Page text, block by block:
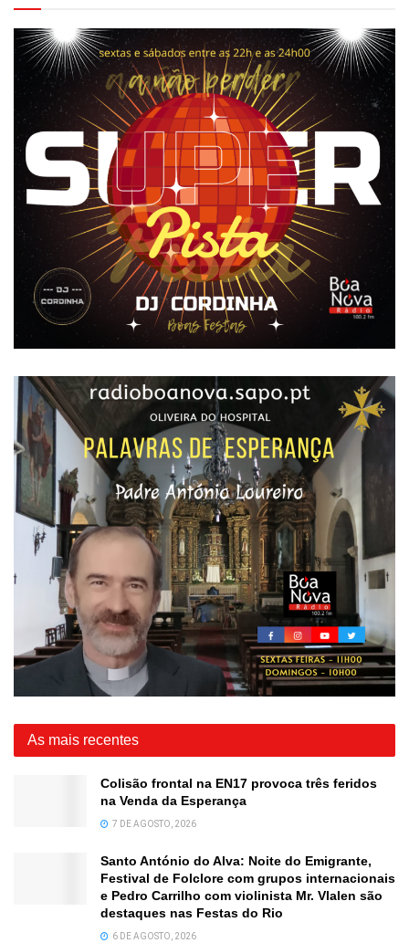
As mais recentes
Colisão frontal na EN17 provoca três feridos
na Venda da Esperança
7 DE AGOSTO, 2026
Santo António do Alva: Noite do Emigrante,
Festival de Folclore com grupos internacionais
e Pedro Carrilho com violinista Mr. Vlalen são
destaques nas Festas do Rio
6 DE AGOSTO, 2026